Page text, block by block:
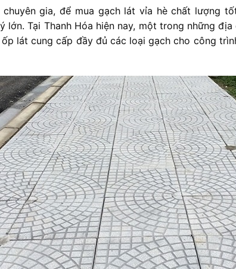
chuyên gia, để mua gạch lát vỉa hè chất lượng
lớn. Tại Thanh Hóa hiện nay, một trong những
lát cung cấp đầy đủ các loại gạch cho công